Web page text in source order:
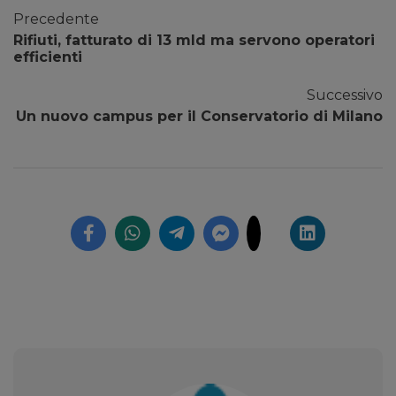
Precedente
Rifiuti, fatturato di 13 mld ma servono operatori
efficienti
Successivo
Un nuovo campus per il Conservatorio di Milano